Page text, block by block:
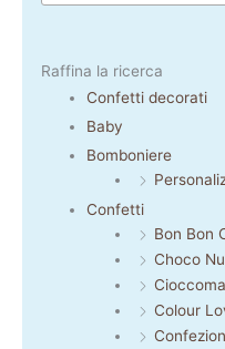
Raffina la ricerca
Confetti decorati
Baby
Bomboniere
Confetti
Bon Bon
Choco
Colour